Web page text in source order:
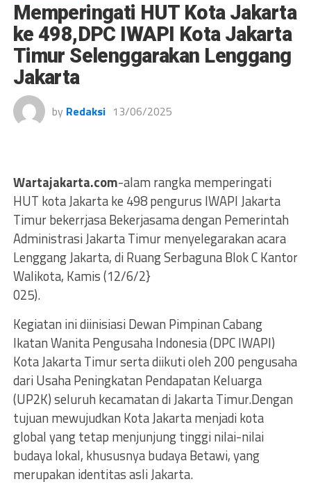
Memperingati HUT Kota Jakarta
ke 498,DPC IWAPI Kota Jakarta
Timur Selenggarakan Lenggang
Jakarta
by Redaksi 13/06/2025
Wartajakarta.com-alam rangka memperingati
HUT kota Jakarta ke 498 pengurus IWAPI Jakarta
Timur bekerrjasa Bekerjasama dengan Pemerintah
Administrasi Jakarta Timur menyelegarakan acara
Lenggang Jakarta, di Ruang Serbaguna Blok C Kantor
Walikota, Kamis (12/6/2}
025).
Kegiatan ini diinisiasi Dewan Pimpinan Cabang
Ikatan Wanita Pengusaha Indonesia (DPC IWAPI)
Kota Jakarta Timur serta diikuti oleh 200 pengusaha
dari Usaha Peningkatan Pendapatan Keluarga
(UP2K) seluruh kecamatan di Jakarta Timur.Dengan
tujuan mewujudkan Kota Jakarta menjadi kota
global yang tetap menjunjung tinggi nilai-nilai
budaya lokal, khususnya budaya Betawi, yang
merupakan identitas asli Jakarta.